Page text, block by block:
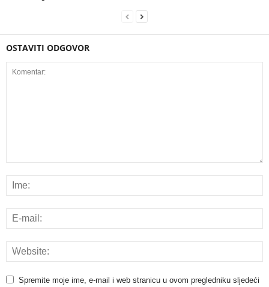
OSTAVITI ODGOVOR
Spremite moje ime, e-mail i web stranicu u ovom pregledniku sljedeći